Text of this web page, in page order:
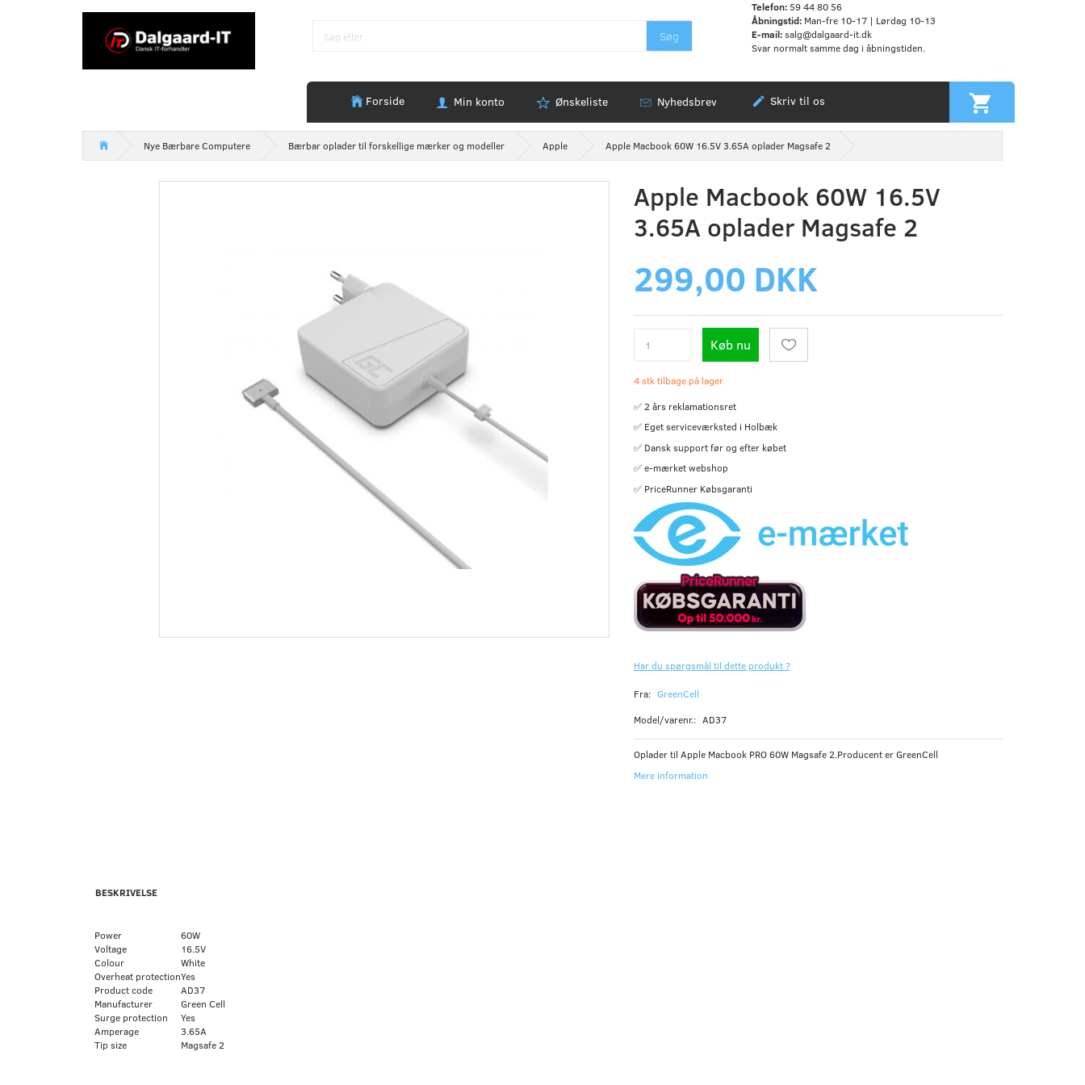
Søg
Telefon: 59 44 80 56
Åbningstid:Man-fre 10-17 | Lørdag 10-13
E-mail: salg@dalgaard-it.dk
Svar normalt samme dag i åbningstiden.
Forside Min konto Ønskeliste Nyhedsbrev Skriv til os
Nye Bærbare Computere Bærbar oplader til forskellige mærker og modeller Apple Apple Macbook 60W 16.5V 3.65A oplader Magsafe 2
Apple Macbook 60W 16.5V
3.65A oplader Magsafe 2
299,00 DKK
Køb nu
4 stk tilbage på lager
✅ 2 års reklamationsret
✅ Eget serviceværksted i Holbæk
✅ Dansk support før og efter købet
✅ e-mærket webshop
✅ PriceRunner Købsgaranti
Har du spørgsmål til dette produkt ?
Fra: GreenCell
Model/varenr.: AD37
Oplader til Apple Macbook PRO 60W Magsafe 2.Producent er GreenCell
Mere information
BESKRIVELSE
Power
60W
Voltage
16.5V
Colour
White
Overheat protectionYes
Product code
AD37
Manufacturer
Green Cell
Surge protection
Yes
Amperage
3.65A
Tip size
Magsafe 2